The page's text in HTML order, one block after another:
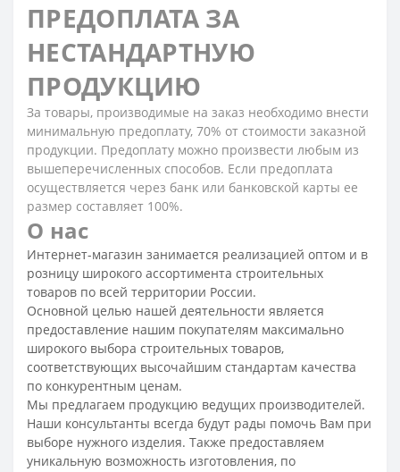
ПРЕДОПЛАТА ЗА
НЕСТАНДАРТНУЮ
ПРОДУКЦИЮ
За товары, производимые на заказ необходимо внести
минимальную предоплату, 70% от стоимости заказной
продукции. Предоплату можно произвести любым из
вышеперечисленных способов. Если предоплата
осуществляется через банк или банковской карты ее
размер составляет 100%.
О нас
Интернет-магазин занимается реализацией оптом и в
розницу широкого ассортимента строительных
товаров по всей территории России.
Основной целью нашей деятельности является
предоставление нашим покупателям максимально
широкого выбора строительных товаров,
соответствующих высочайшим стандартам качества
по конкурентным ценам.
Мы предлагаем продукцию ведущих производителей.
Наши консультанты всегда будут рады помочь Вам при
выборе нужного изделия. Также предоставляем
уникальную возможность изготовления, по